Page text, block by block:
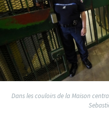
Dans les couloirs de la Maison